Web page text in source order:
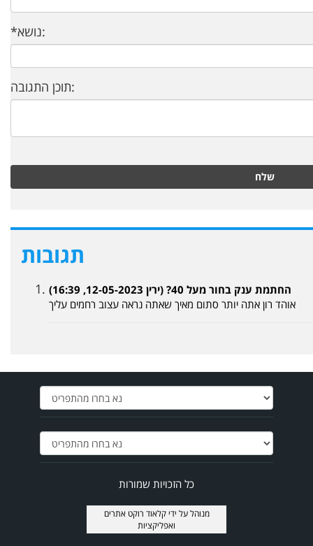
*נושא:
תוכן התגובה:
שלח
תגובות
החתמת ענק בחור מעל 40? (ירין 12-05-2023, 16:39)
אוהד רון אתה יותר סתום מאיך שאתה נראה עצוב רחמים עליך
כל הזכויות שמורות
מנוהל על ידיקלאוד רוקט אתרים
ואפליקציות